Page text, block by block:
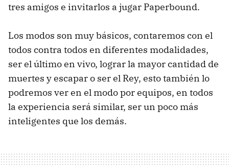
tres amigos e invitarlos a jugar Paperbound.
Los modos son muy básicos, contaremos con el
todos contra todos en diferentes modalidades,
ser el último en vivo, lograr la mayor cantidad de
muertes y escapar o ser el Rey, esto también lo
podremos ver en el modo por equipos, en todos
la experiencia será similar, ser un poco más
inteligentes que los demás.